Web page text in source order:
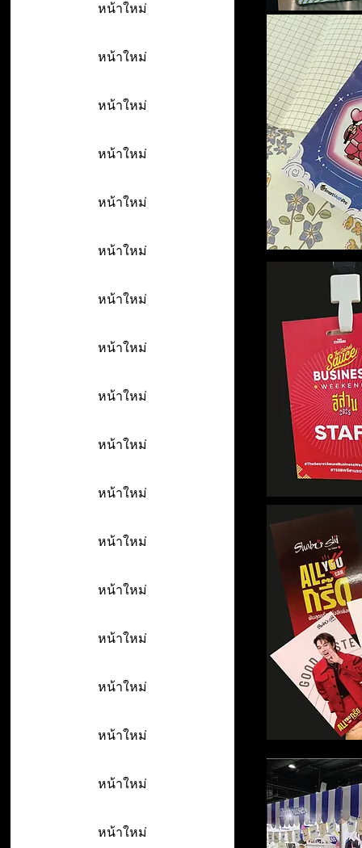
หน้าใหม่
หน้าใหม่
หน้าใหม่
หน้าใหม่
หน้าใหม่
หน้าใหม่
หน้าใหม่
หน้าใหม่
หน้าใหม่
หน้าใหม่
หน้าใหม่
หน้าใหม่
หน้าใหม่
หน้าใหม่
หน้าใหม่
หน้าใหม่
หน้าใหม่
หน้าใหม่